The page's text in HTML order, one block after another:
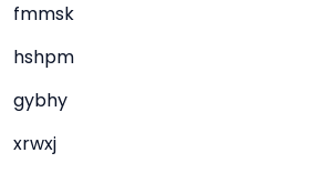
fmmsk
hshpm
gybhy
xrwxj